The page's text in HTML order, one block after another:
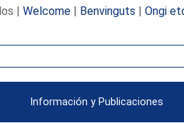
| Welcome| Benvinguts | Ongi
Información y Publicaciones